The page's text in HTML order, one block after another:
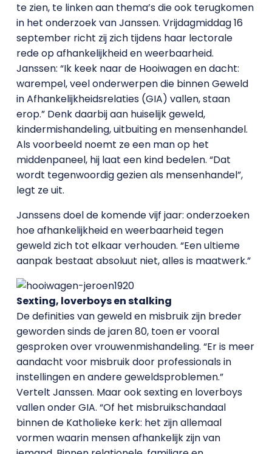
te zien, te linken aan thema’s die ook terugkomen
in het onderzoek van Janssen. Vrijdagmiddag 16
september richt zij zich tijdens haar lectorale
rede op afhankelijkheid en weerbaarheid.
Janssen: “Ik keek naar de Hooiwagen en dacht:
warempel, veel onderwerpen die binnen Geweld
in Afhankelijkheidsrelaties (GIA) vallen, staan
erop.” Denk daarbij aan huiselijk geweld,
kindermishandeling, uitbuiting en mensenhandel.
Als voorbeeld noemt ze een man op het
middenpaneel, hij laat een kind bedelen. “Dat
wordt tegenwoordig gezien als mensenhandel”,
legt ze uit.
Janssens doel de komende vijf jaar: onderzoeken
hoe afhankelijkheid en weerbaarheid tegen
geweld zich tot elkaar verhouden. “Een ultieme
aanpak bestaat absoluut niet, alles is maatwerk.”
Sexting, loverboys en stalking
De definities van geweld en misbruik zijn breder
geworden sinds de jaren 80, toen er vooral
gesproken over vrouwenmishandeling. “Er is meer
aandacht voor misbruik door professionals in
instellingen en andere geweldsproblemen.”
Vertelt Janssen. Maar ook sexting en loverboys
vallen onder GIA. “Of het misbruikschandaal
binnen de Katholieke kerk: het zijn allemaal
vormen waarin mensen afhankelijk zijn van